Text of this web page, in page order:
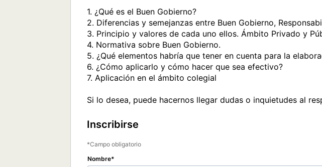
1. ¿Qué es el Buen Gobierno?
2. Diferencias y semejanzas entre Buen Gobierno,
3. Principio y valores de cada uno ellos. Ámbito Privado y
4. Normativa sobre Buen Gobierno.
5. ¿Qué elementos habría que tener en cuenta para la
6. ¿Cómo aplicarlo y cómo hacer que sea efectivo?
7. Aplicación en el ámbito colegial
Inscribirse
Campo obligatorio
Nombre